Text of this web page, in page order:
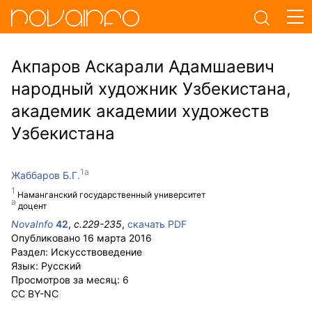
Акпаров Аскарали Адамшаевич
народный художник Узбекистана,
академик академии художеств
Узбекистана
Жаббаров Б.Г.
Наманганский государственный университет
доцент
NovaInfo 42, с.229-235, скачать PDF
Опубликовано 16 марта 2016
Раздел: Искусствоведение
Язык: Русский
Просмотров за месяц: 6
CC BY-NC